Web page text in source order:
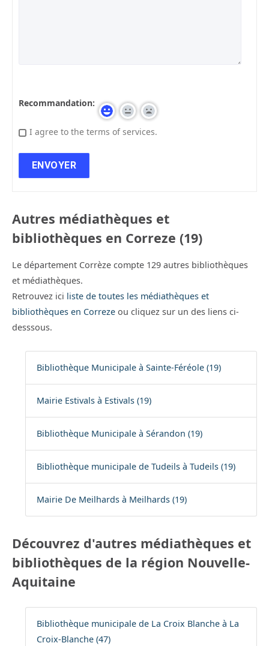
Recommandation:
I agree to the terms of services.
Autres médiathèques et
bibliothèques en Correze (19)
Le département Corrèze compte 129 autres bibliothèques
et médiathèques.
Retrouvez ici liste de toutes les médiathèques et
bibliothèques en Correze ou cliquez sur un des liens ci-
desssous.
Bibliothèque Municipale à Sainte-Féréole (19)
Mairie Estivals à Estivals (19)
Bibliothèque Municipale à Sérandon (19)
Bibliothèque municipale de Tudeils à Tudeils (19)
Mairie De Meilhards à Meilhards (19)
Découvrez d'autres médiathèques et
bibliothèques de la région Nouvelle-
Aquitaine
Bibliothèque municipale de La Croix Blanche à La
Croix-Blanche (47)